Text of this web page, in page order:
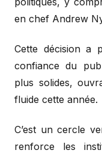
en chef Andrew
Cette décision a
confiance du
plus solides,
fluide cette année.
C’est un cercle
renforce les